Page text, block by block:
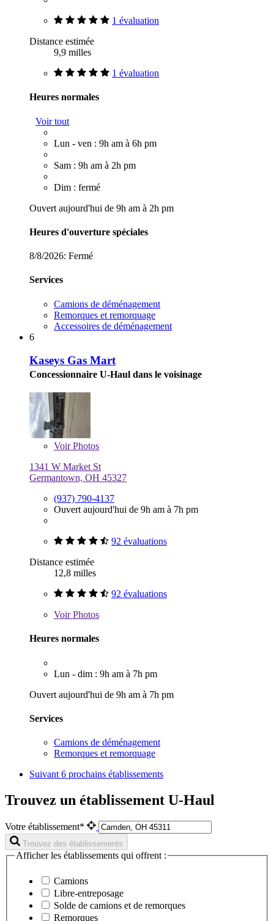
1 évaluation
Distance estimée
9,9 milles
1 évaluation
Heures normales
Voir tout
Lun - ven : 9h am à 6h pm
Sam : 9h am à 2h pm
Dim : fermé
Ouvert aujourd'hui de 9h am à 2h pm
Heures d'ouverture spéciales
8/8/2026: Fermé
Services
Camions de déménagement
Remorques et remorquage
Accessoires de déménagement
6
Kaseys Gas Mart
Concessionnaire U-Haul dans le voisinage
VoirPhotos
1341 W Market St
Germantown, OH 45327
(937) 790-4137
Ouvert aujourd'hui de 9h am à 7h pm
92 évaluations
Distance estimée
12,8 milles
92 évaluations
VoirPhotos
Heures normales
Lun - dim : 9h am à 7h pm
Ouvert aujourd'hui de 9h am à 7h pm
Services
Camions de déménagement
Remorques et remorquage
Suivant 6 prochains établissements
Trouvez un établissement U-Haul
Votre établissement*
Trouvez des établissements
Afficher les établissements qui offrent :
Camions
Libre-entreposage
Solde de camions et de remorques
Remorques